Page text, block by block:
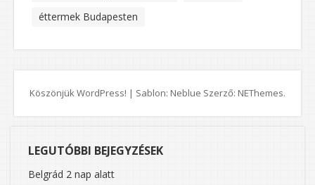
éttermek Budapesten
Köszönjük WordPress! | Sablon: Neblue Szerző: NEThemes.
LEGUTÓBBI BEJEGYZÉSEK
Belgrád 2 nap alatt